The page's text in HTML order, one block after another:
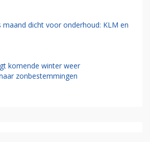
maand dicht voor onderhoud: KLM en
komende winter weer
zonbestemmingen